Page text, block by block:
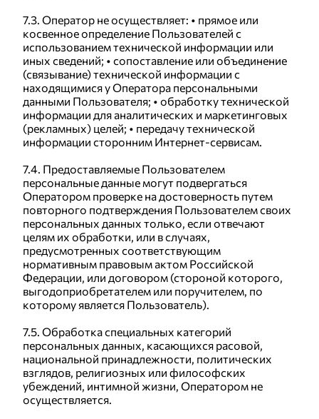
7.3. Оператор не осуществляет: • прямое или
косвенное определение Пользователей с
использованием технической информации или
иных сведений; • сопоставление или объединение
(связывание) технической информации с
находящимися у Оператора персональными
данными Пользователя; • обработку технической
информации для аналитических и маркетинговых
(рекламных) целей; • передачу технической
информации сторонним Интернет-сервисам.
7.4. Предоставляемые Пользователем
персональные данные могут подвергаться
Оператором проверке на достоверность путем
повторного подтверждения Пользователем своих
персональных данных только, если отвечают
целям их обработки, или в случаях,
предусмотренных соответствующим
нормативным правовым актом Российской
Федерации, или договором (стороной которого,
выгодоприобретателем или поручителем, по
которому является Пользователь).
7.5. Обработка специальных категорий
персональных данных, касающихся расовой,
национальной принадлежности, политических
взглядов, религиозных или философских
убеждений, интимной жизни, Оператором не
осуществляется.